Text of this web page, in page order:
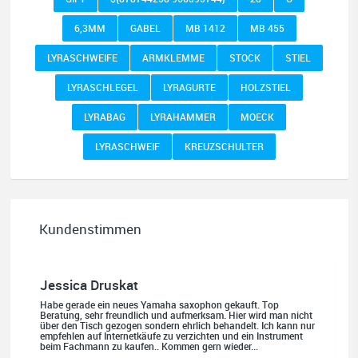
6,3MM GABEL MB 1412 MB 455
LYRASCHWEIFE ARMKLEMME STOCK STIEL
LYRASCHLEGEL LYRAGURTE HOLZSTIEL
LYRABAG LYRAHAMMER MOECK
LYRASCHWEIF KREUZSCHULTER
Kundenstimmen
Jessica Druskat
Habe gerade ein neues Yamaha saxophon gekauft. Top
Beratung, sehr freundlich und aufmerksam. Hier wird man nicht
über den Tisch gezogen sondern ehrlich behandelt. Ich kann nur
empfehlen auf Internetkäufe zu verzichten und ein Instrument
beim Fachmann zu kaufen.. Kommen gern wieder...
Oliver Salzmann
Habe mir heute eine E-Gitarre und einen Amp gekauft.
Erstklassige Beratung vom Chef. Hier fühlt man sich
aufgehoben. Finger weg vom Internet. Kauft beim Fachmann zu
guten Konditionen. Es zahlt sich aus. Ich kaufe hier immer